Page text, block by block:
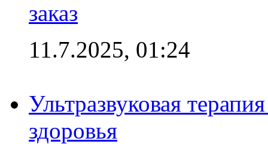
заказ
11.7.2025, 01:24
Ультразвуковая
здоровья